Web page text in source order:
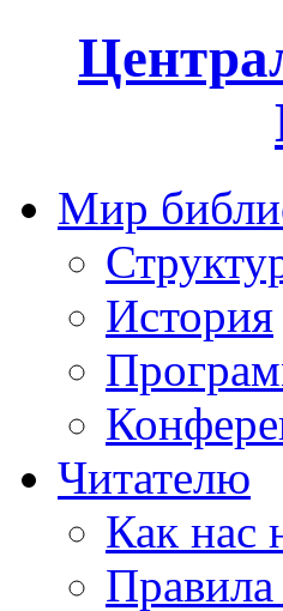
Мир
История
Читателю
Как нас
Правила